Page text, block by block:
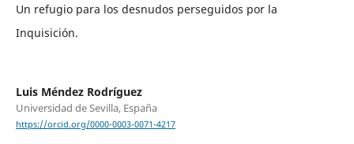
Un refugio para los desnudos perseguidos por la
Inquisición.
Luis Méndez Rodríguez
Universidad de Sevilla, España
https://orcid.org/0000-0003-0071-4217